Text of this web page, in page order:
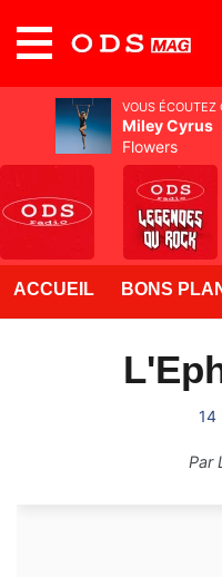
ACCUEIL BONS
14
Par
VOUS ÉCOUTEZ
Miley Cyrus
Flowers